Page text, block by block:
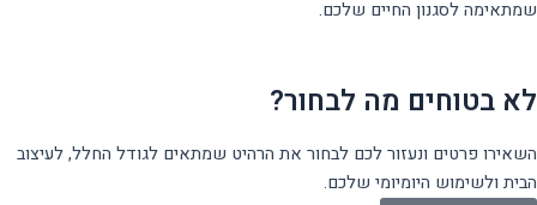
שמתאימה לסגנון החיים שלכם.
לא בטוחים מה לבחור?
השאירו פרטים ונעזור לכם לבחור את הרהיט שמתאים לגודל החלל, לעיצוב
הבית ולשימוש היומיומי שלכם.